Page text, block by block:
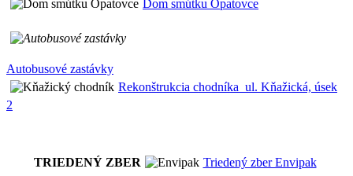
Dom smútku Opatovce
Autobusové zastávky
Rekonštrukcia chodníka_ul. Kňažická, úsek
2
TRIEDENÝ ZBER Triedený zber Envipak